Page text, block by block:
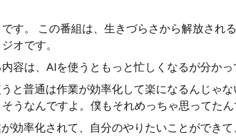
す。 この番組は、生きづらさから解放され
オです。
容は、AIを使うともっと忙しくなるが分か
と普通は作業が効率化して楽になるんじゃ
うなんですよ。僕もそれめっちゃ思ってたん
効率化されて、自分のやりたいことができ